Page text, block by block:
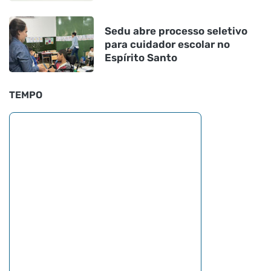
Sedu abre processo seletivo
para cuidador escolar no
Espírito Santo
TEMPO